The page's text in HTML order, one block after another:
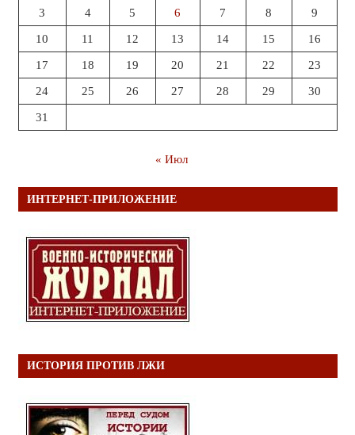
3 4 5 6 7 8 9
10 11 12 13 14 15 16
17 18 19 20 21 22 23
24 25 26 27 28 29 30
31
« Июл
ИНТЕРНЕТ-ПРИЛОЖЕНИЕ
ИСТОРИЯ ПРОТИВ ЛЖИ